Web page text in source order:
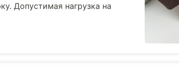
Допустимая нагрузка на